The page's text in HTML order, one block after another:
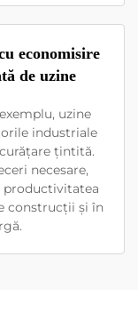
economisire
de uzine
uzine
industriale
țintită.
necesare,
productivitatea
construcții și în